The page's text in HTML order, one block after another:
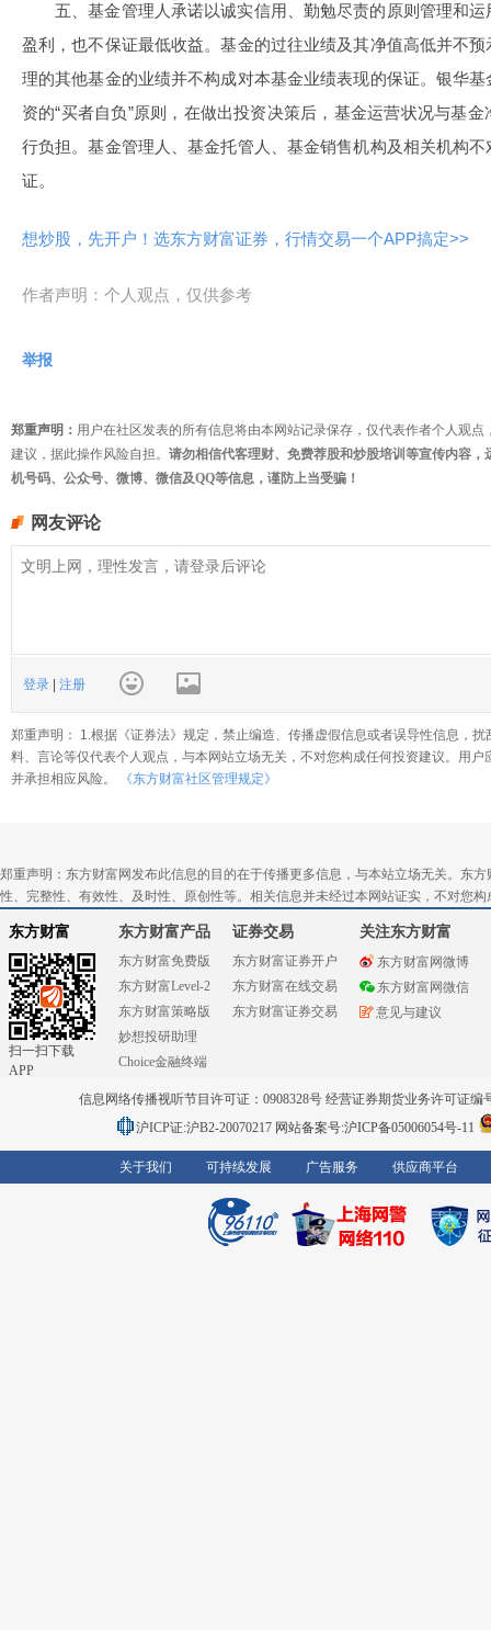
五、基金管理人承诺以诚实信用、勤勉尽责的原则管理和
盈利，也不保证最低收益。基金的过往业绩及其净值高低并不
理的其他基金的业绩并不构成对本基金业绩表现的保证。银华
资的“买者自负”原则，在做出投资决策后，基金运营状况与基
行负担。基金管理人、基金托管人、基金销售机构及相关机构
证。
想炒股，先开户！选东方财富证券，行情交易一个APP搞定>>
作者声明：个人观点，仅供参考
举报
郑重声明： 用户在社区发表的所有信息将由本网站记录保存，仅代表作者个人观
建议，据此操作风险自担。 请勿相信代客理财、免费荐股和炒股培训等宣传内容
机号码、公众号、微博、微信及QQ等信息，谨防上当受骗！
网友评论
登录 注册
郑重声明： 1.根据《证券法》规定，禁止编造、传播虚假信息或者误导性信息，
料、言论等仅代表个人观点，与本网站立场无关，不对您构成任何投资建议。用
并承担相应风险。
《东方财富社区管理规定》
郑重声明：东方财富网发布此信息的目的在于传播更多信息，与本站立场无关。东
性、完整性、有效性、及时性、原创性等。相关信息并未经过本网站证实，不对您
东方财富
扫一扫下载
APP
东方财富产品
东方财富免费版
东方财富Level-2
东方财富策略版
妙想投研助理
Choice金融终端
证券交易
东方财富证券开户
东方财富在线交易
东方财富证券交易
关注东方财富
东方财富网微博
东方财富网微信
意见与建议
信息网络传播视听节目许可证：0908328号 经营证券期货业务许可证编
沪ICP证:沪B2-20070217 网站备案号:沪ICP备05006054号-11
关于我们 可持续发展 广告服务 供应商平台